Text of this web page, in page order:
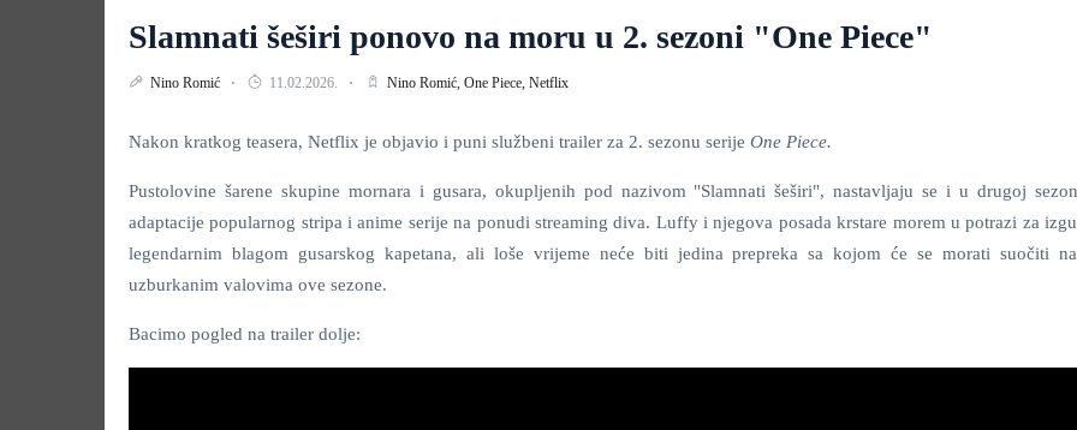
Slamnati šeširi ponovo na moru u 2. sezoni "One Piece"
Nino Romić 11.02.2026. Nino Romić, One Piece, Netflix
Nakon kratkog teasera, Netflix je objavio i puni službeni trailer za 2. sezonu serije One Piece.
Pustolovine šarene skupine mornara i gusara, okupljenih pod nazivom "Slamnati šeširi", nastavljaju se i u drugoj
adaptacije popularnog stripa i anime serije na ponudi streaming diva. Luffy i njegova posada krstare morem u potrazi za
legendarnim blagom gusarskog kapetana, ali loše vrijeme neće biti jedina prepreka sa kojom će se morati suočiti
uzburkanim valovima ove sezone.
Bacimo pogled na trailer dolje: